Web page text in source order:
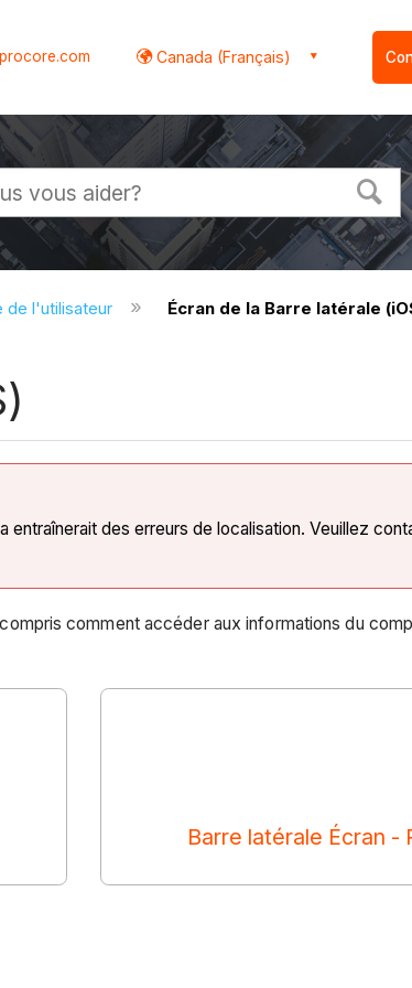
procore.com Canada (Français)
de l'utilisateur Écran de la Barre latérale
entraînerait des erreurs de localisation. Veuillez
comment accéder aux informations du
Barre latérale Écran -